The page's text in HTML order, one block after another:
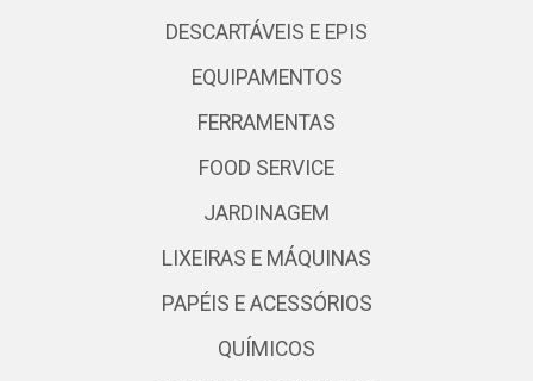
DESCARTÁVEIS E EPIS
EQUIPAMENTOS
FERRAMENTAS
FOOD SERVICE
JARDINAGEM
LIXEIRAS E MÁQUINAS
PAPÉIS E ACESSÓRIOS
QUÍMICOS